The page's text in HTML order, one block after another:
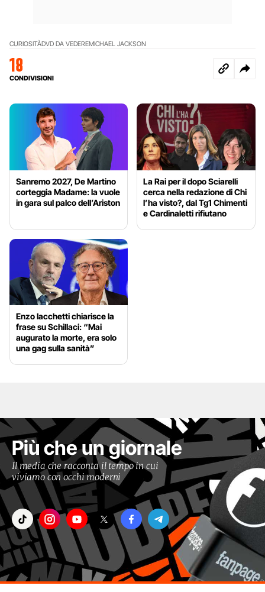
CURIOSITÀDVD DA VEDEREMICHAEL JACKSON
18
CONDIVISIONI
Sanremo 2027, De Martino
corteggia Madame: la vuole
in gara sul palco dell’Ariston
La Rai per il dopo Sciarelli
cerca nella redazione di Chi
l’ha visto?, dal Tg1 Chimenti
e Cardinaletti rifiutano
Enzo Iacchetti chiarisce la
frase su Schillaci: “Mai
augurato la morte, era solo
una gag sulla sanità”
Più che un giornale
Il media che racconta il tempo in cui
viviamo con occhi moderni